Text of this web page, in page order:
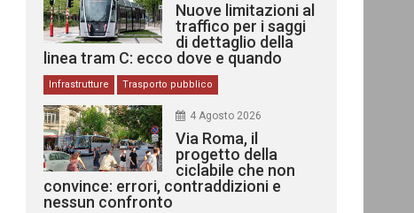
Nuove limitazioni al
traffico per i saggi
di dettaglio della
linea tram C: ecco dove e quando
Infrastrutture Trasporto pubblico
4 Agosto 2026
Via Roma, il
progetto della
ciclabile che non
convince: errori, contraddizioni e
nessun confronto